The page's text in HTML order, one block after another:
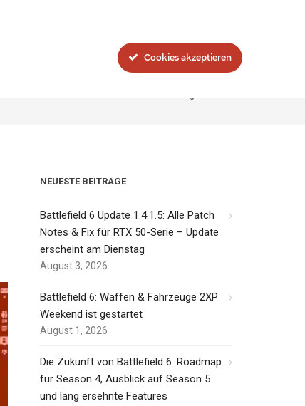
NEUESTE BEITRÄGE
Battlefield 6 Update 1.4.1.5: Alle Patch
Notes & Fix für RTX 50-Serie – Update
erscheint am Dienstag
August 3, 2026
Battlefield 6: Waffen & Fahrzeuge 2XP
Weekend ist gestartet
August 1, 2026
Die Zukunft von Battlefield 6: Roadmap
für Season 4, Ausblick auf Season 5
und lang ersehnte Features
Cookies akzeptieren